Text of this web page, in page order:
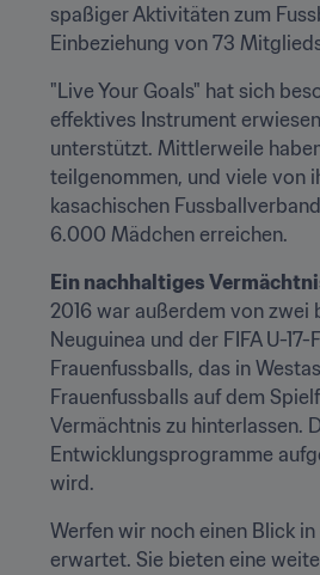
spaßiger Aktivitäten zum
Einbeziehung von 73
"Live Your Goals" hat sich
effektives Instrument
unterstützt. Mittlerweile
teilgenommen, und viele von
kasachischen
6.000 Mädchen erreichen.
Ein nachhaltiges
2016 war außerdem von zwei
Neuguinea und der FIFA U-
Frauenfussballs, das in
Frauenfussballs auf dem
Vermächtnis zu hinterlassen.
Entwicklungsprogramme
wird.
Werfen wir noch einen Blick
erwartet. Sie bieten eine